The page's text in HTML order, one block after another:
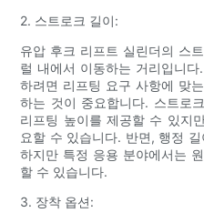
2. 스트로크 길이:
유압 후크 리프트 실린더의 스
럴 내에서 이동하는 거리입니
하려면 리프팅 요구 사항에 맞
하는 것이 중요합니다. 스트로
리프팅 높이를 제공할 수 있지
요할 수 있습니다. 반면, 행정
하지만 특정 응용 분야에서는
할 수 있습니다.
3. 장착 옵션: